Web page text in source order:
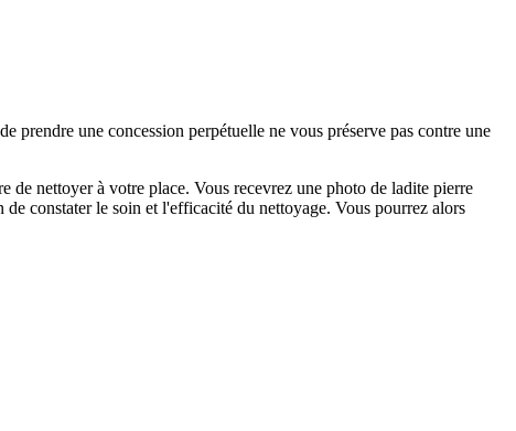
prendre une concession perpétuelle ne vous préserve pas contre une
nettoyer à votre place. Vous recevrez une photo de ladite pierre
constater le soin et l'efficacité du nettoyage. Vous pourrez alors